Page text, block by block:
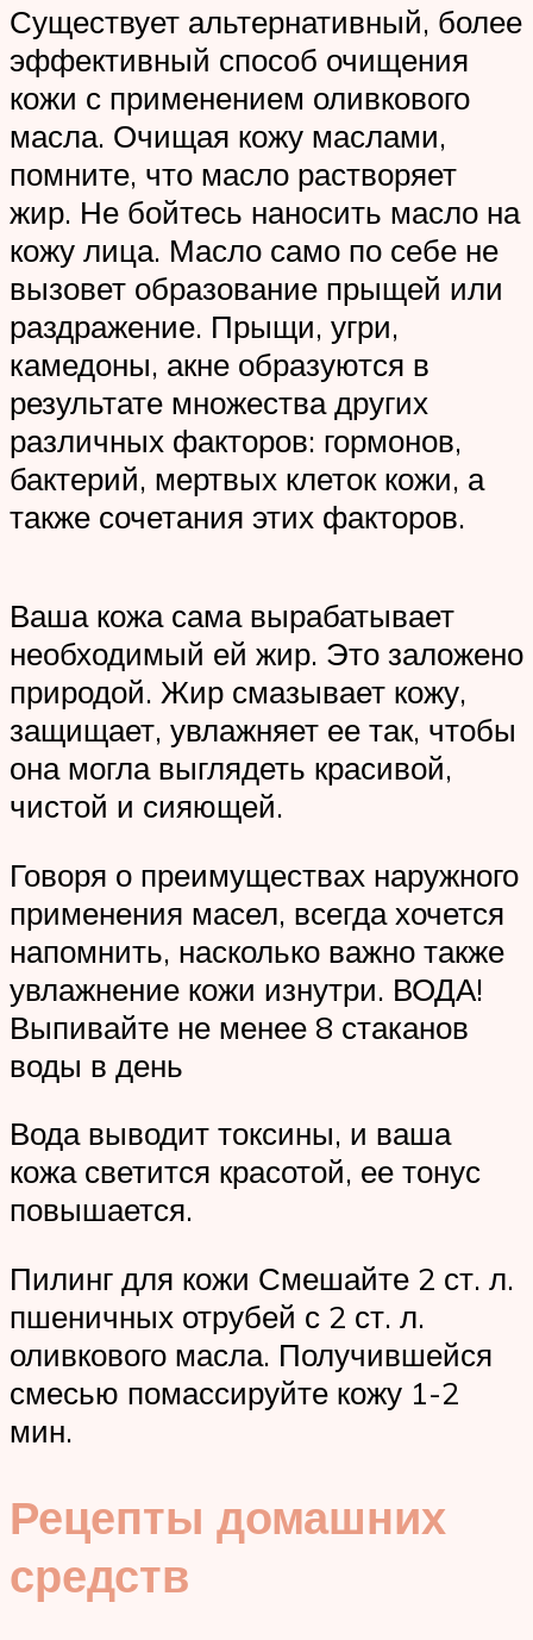
Существует альтернативный, более
эффективный способ очищения
кожи с применением оливкового
масла. Очищая кожу маслами,
помните, что масло растворяет
жир. Не бойтесь наносить масло на
кожу лица. Масло само по себе не
вызовет образование прыщей или
раздражение. Прыщи, угри,
камедоны, акне образуются в
результате множества других
различных факторов: гормонов,
бактерий, мертвых клеток кожи, а
также сочетания этих факторов.
Ваша кожа сама вырабатывает
необходимый ей жир. Это заложено
природой. Жир смазывает кожу,
защищает, увлажняет ее так, чтобы
она могла выглядеть красивой,
чистой и сияющей.
Говоря о преимуществах наружного
применения масел, всегда хочется
напомнить, насколько важно также
увлажнение кожи изнутри. ВОДА!
Выпивайте не менее 8 стаканов
воды в день
Вода выводит токсины, и ваша
кожа светится красотой, ее тонус
повышается.
Пилинг для кожи Смешайте 2 ст. л.
пшеничных отрубей с 2 ст. л.
оливкового масла. Получившейся
смесью помассируйте кожу 1-2
мин.
Рецепты домашних
средств